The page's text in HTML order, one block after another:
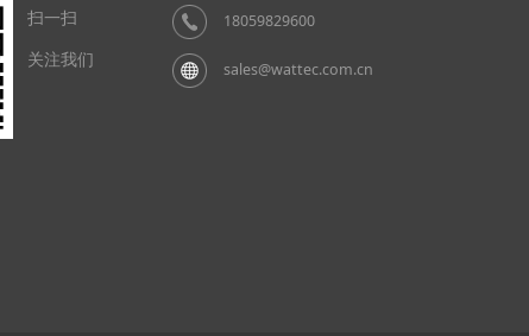
扫一扫
关注我们
18059829600
sales@wattec.com.cn